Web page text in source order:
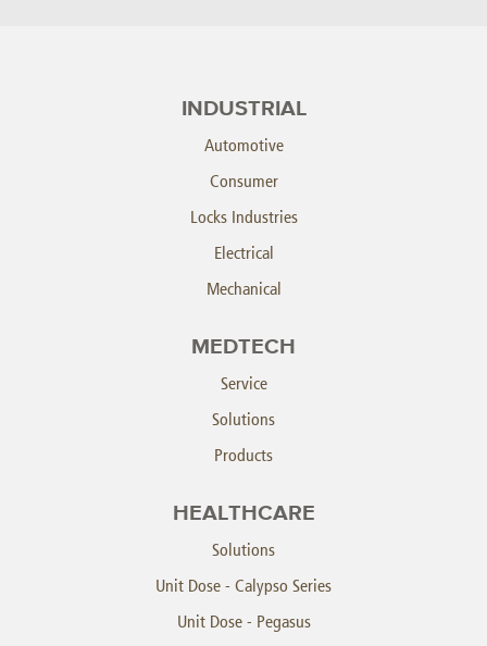
INDUSTRIAL
Automotive
Consumer
Locks Industries
Electrical
Mechanical
MEDTECH
Service
Solutions
Products
HEALTHCARE
Solutions
Unit Dose - Calypso Series
Unit Dose - Pegasus